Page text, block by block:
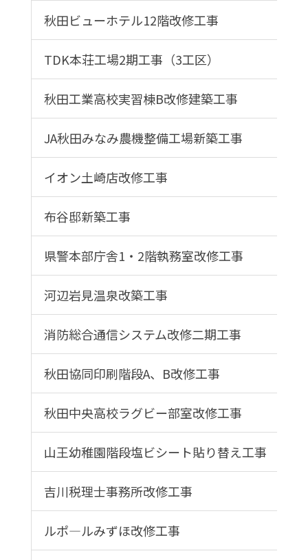
秋田ビューホテル12階改修工事
TDK本荘工場2期工事（3工区）
秋田工業高校実習棟B改修建築工事
JA秋田みなみ農機整備工場新築工事
イオン土崎店改修工事
布谷邸新築工事
県警本部庁舎1・2階執務室改修工事
河辺岩見温泉改築工事
消防総合通信システム改修二期工事
秋田協同印刷階段A、B改修工事
秋田中央高校ラグビー部室改修工事
山王幼稚園階段塩ビシート貼り替え工事
吉川税理士事務所改修工事
ルポ―ルみずほ改修工事